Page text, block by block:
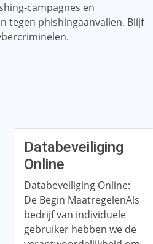
campagnes en
tegen phishingaanvallen. Blijf
Databeveiliging
Online
Databeveiliging Online:
De Begin MaatregelenAls
bedrijf van individuele
gebruiker hebben we de